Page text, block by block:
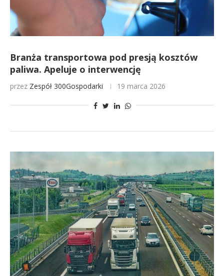
Branża transportowa pod presją kosztów
paliwa. Apeluje o interwencję
przez Zespół 300Gospodarki 19 marca 2026